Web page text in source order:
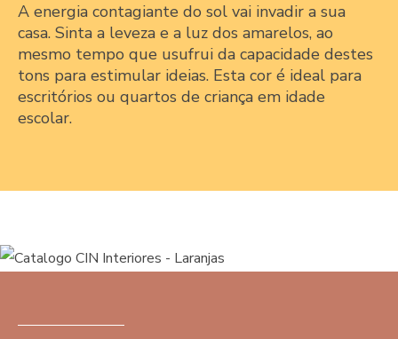
A energia contagiante do sol vai invadir a sua
casa. Sinta a leveza e a luz dos amarelos, ao
mesmo tempo que usufrui da capacidade destes
tons para estimular ideias. Esta cor é ideal para
escritórios ou quartos de criança em idade
escolar.